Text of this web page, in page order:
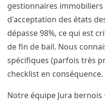
gestionnaires
d'acceptation des états
dépasse 98%, ce qui est
de fin de bail. Nous
spécifiques (parfois très
checklist en conséquence.
Notre équipe Jura